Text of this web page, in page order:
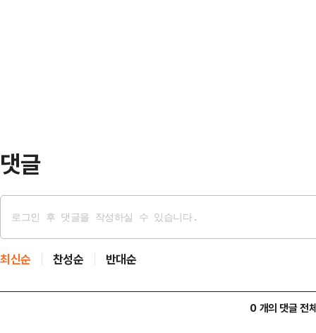
댓글
최신순 찬성순 반대순
0 개의 댓글 전